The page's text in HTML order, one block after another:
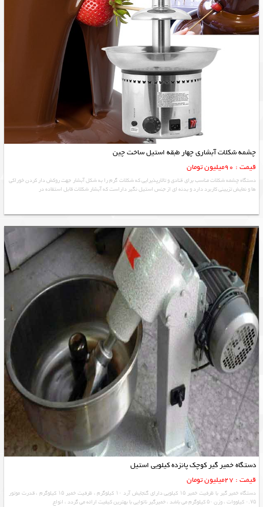
چشمه شکلات آبشاری چهار طبقه استیل ساخت چین
قیمت : 90میلیون تومان
دستگاه چشمه شکلات مناسب برای قنادی و تالارپذیرایی که شکلات گرم را به شکل آبشار جهت روکش دار کردن خوراکی
ها و نمایش تزیینی کاربرد دارد و بدنه ای از جنس استیل نگیر داراست که آبشار شکلات قابل استفاده در
دستگاه خمیر گیر کوچک پانزده کیلویی استیل
قیمت : 27میلیون تومان
دستگاه خمیر گیر با ظرفیت خمیر ۱۵ کیلویی دارای گنجایش آرد ۱۰ کیلوگرم ، ظرفیت خمیر ۱۵ کیلوگرم ، قدرت موتور
۰.۷۵ کیلووات ، وزن ۵۰ کیلوگرم می باشد ، خمیرگیر نانوایی با بهترین کیفیت ارائه می گردد ، انواع